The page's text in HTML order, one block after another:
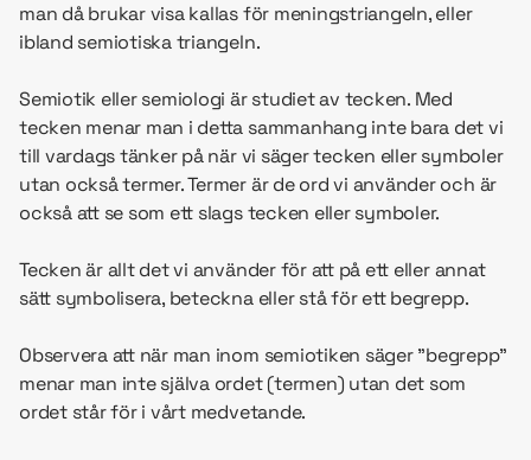
man då brukar visa kallas för meningstriangeln, eller
ibland semiotiska triangeln.
Semiotik eller semiologi är studiet av tecken. Med
tecken menar man i detta sammanhang inte bara det vi
till vardags tänker på när vi säger tecken eller symboler
utan också termer. Termer är de ord vi använder och är
också att se som ett slags tecken eller symboler.
Tecken är allt det vi använder för att på ett eller annat
sätt symbolisera, beteckna eller stå för ett begrepp.
Observera att när man inom semiotiken säger ”begrepp”
menar man inte själva ordet (termen) utan det som
ordet står för i vårt medvetande.